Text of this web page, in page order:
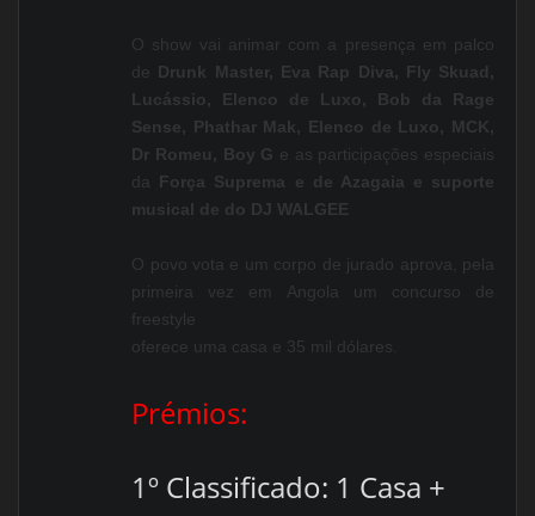
O show vai animar com a presença em palco
de Drunk Master, Eva Rap Diva, Fly Skuad,
Lucássio, Elenco de Luxo, Bob da Rage
Sense, Phathar Mak, Elenco de Luxo, MCK,
Dr Romeu, Boy G e as participações especiais
da Força Suprema e de Azagaia e suporte
musical de do DJ WALGEE
O povo vota e um corpo de jurado aprova, pela
primeira vez em Angola um concurso de
freestyle
oferece uma casa e 35 mil dólares.
Prémios:
1º Classificado: 1 Casa +